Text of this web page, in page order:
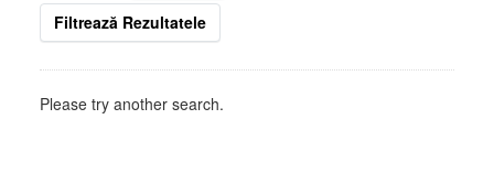
Filtrează Rezultatele
Please try another search.